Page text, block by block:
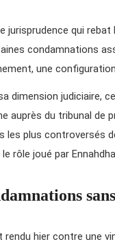
jurisprudence qui
condamnations
une
dimension judiciaire,
auprès du tribunal de
les plus controversés
rôle joué par
rendu hier contre une